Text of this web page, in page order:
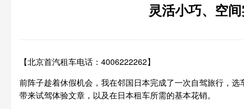
灵活小巧、空
【北京首汽租车电话：4006222262】
前阵子趁着休假机会，我在邻国日本完成了一次自驾旅行，
带来试驾体验文章，以及在日本租车所需的基本花销。